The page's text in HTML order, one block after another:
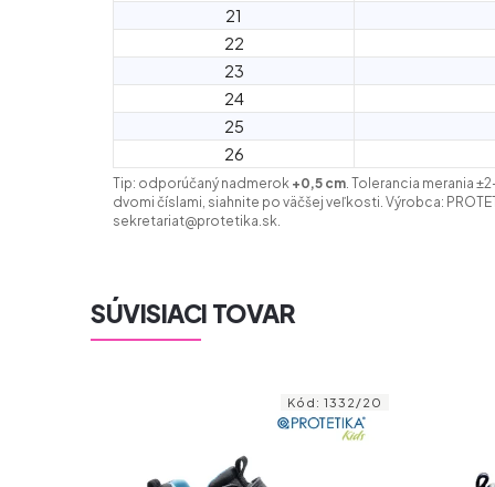
21
22
23
24
25
26
Tip: odporúčaný nadmerok +0,5 cm. Tolerancia merania
dvomi číslami, siahnite po väčšej veľkosti. Výrobca:
sekretariat@protetika.sk.
SÚVISIACI TOVAR
Kód: